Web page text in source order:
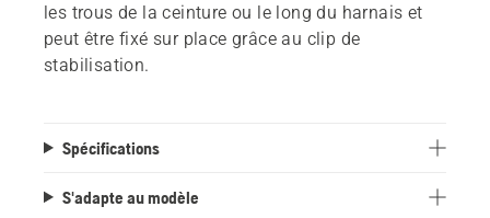
les trous de la ceinture ou le long du harnais et
peut être fixé sur place grâce au clip de
stabilisation.
Spécifications
S'adapte au modèle